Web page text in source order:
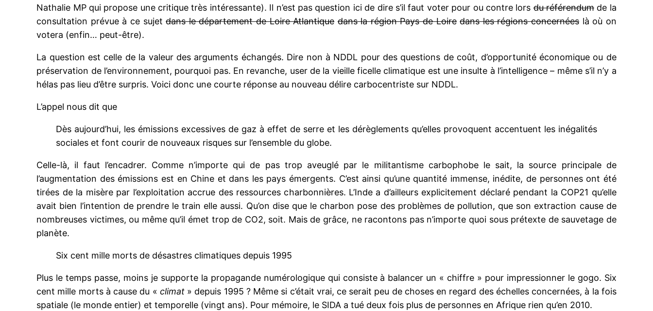
Nathalie MP qui propose une critique très intéressante). Il n’est pas question ici de dire s’il faut voter pour ou contre lorsdu référendum de la
consultation prévue à ce sujetdans le département de Loire Atlantique dans la région Pays de Loire dans les régions concernées là où on
votera (enfin… peut-être).
La question est celle de la valeur des arguments échangés. Dire non à NDDL pour des questions de coût, d’opportunité économique ou de
préservation de l’environnement, pourquoi pas. En revanche, user de la vieille ficelle climatique est une insulte à l’intelligence – même s’il n’y a
hélas pas lieu d’être surpris. Voici donc une courte réponse au nouveau délire carbocentriste sur NDDL.
L’appel nous dit que
Dès aujourd’hui, les émissions excessives de gaz à effet de serre et les dérèglements qu’elles provoquent accentuent les inégalités
sociales et font courir de nouveaux risques sur l’ensemble du globe.
Celle-là, il faut l’encadrer. Comme n’importe qui de pas trop aveuglé par le militantisme carbophobe le sait, la source principale de
l’augmentation des émissions est en Chine et dans les pays émergents. C’est ainsi qu’une quantité immense, inédite, de personnes ont été
tirées de la misère par l’exploitation accrue des ressources charbonnières. L’Inde a d’ailleurs explicitement déclaré pendant la COP21 qu’elle
avait bien l’intention de prendre le train elle aussi. Qu’on dise que le charbon pose des problèmes de pollution, que son extraction cause de
nombreuses victimes, ou même qu’il émet trop de CO2, soit. Mais de grâce, ne racontons pas n’importe quoi sous prétexte de sauvetage de
planète.
Six cent mille morts de désastres climatiques depuis 1995
Plus le temps passe, moins je supporte la propagande numérologique qui consiste à balancer un « chiffre » pour impressionner le gogo. Six
cent mille morts à cause du « climat» depuis 1995 ? Même si c’était vrai, ce serait peu de choses en regard des échelles concernées, à la fois
spatiale (le monde entier) et temporelle (vingt ans). Pour mémoire, le SIDA a tué deux fois plus de personnes en Afrique rien qu’en 2010.